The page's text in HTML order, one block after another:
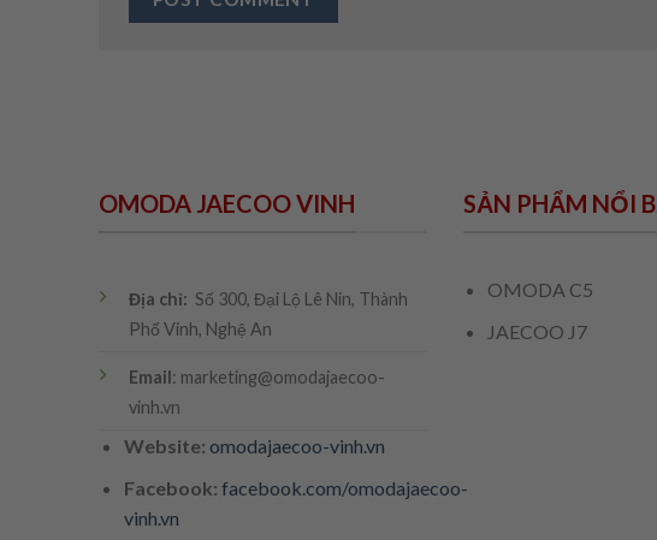
OMODA JAECOO VINH
Địa chỉ: Số 300, Đại Lộ Lê Nin, Thành
Phố Vinh, Nghệ An
Email: marketing@omodajaecoo-
vinh.vn
Website: omodajaecoo-vinh.vn
Facebook: facebook.com/omodajaecoo-
vinh.vn
SẢN PHẨM NỔI
OMODA C5
JAECOO J7